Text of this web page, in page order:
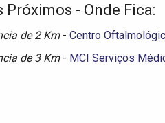
Próximos - Onde Fica:
de 2 Km - Centro
de 3 Km - MCI Serviços